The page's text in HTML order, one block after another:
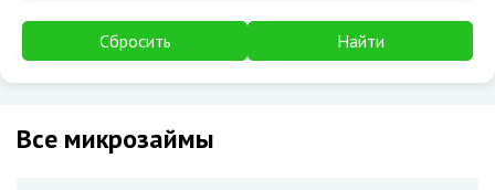
Сбросить Найти
Все микрозаймы